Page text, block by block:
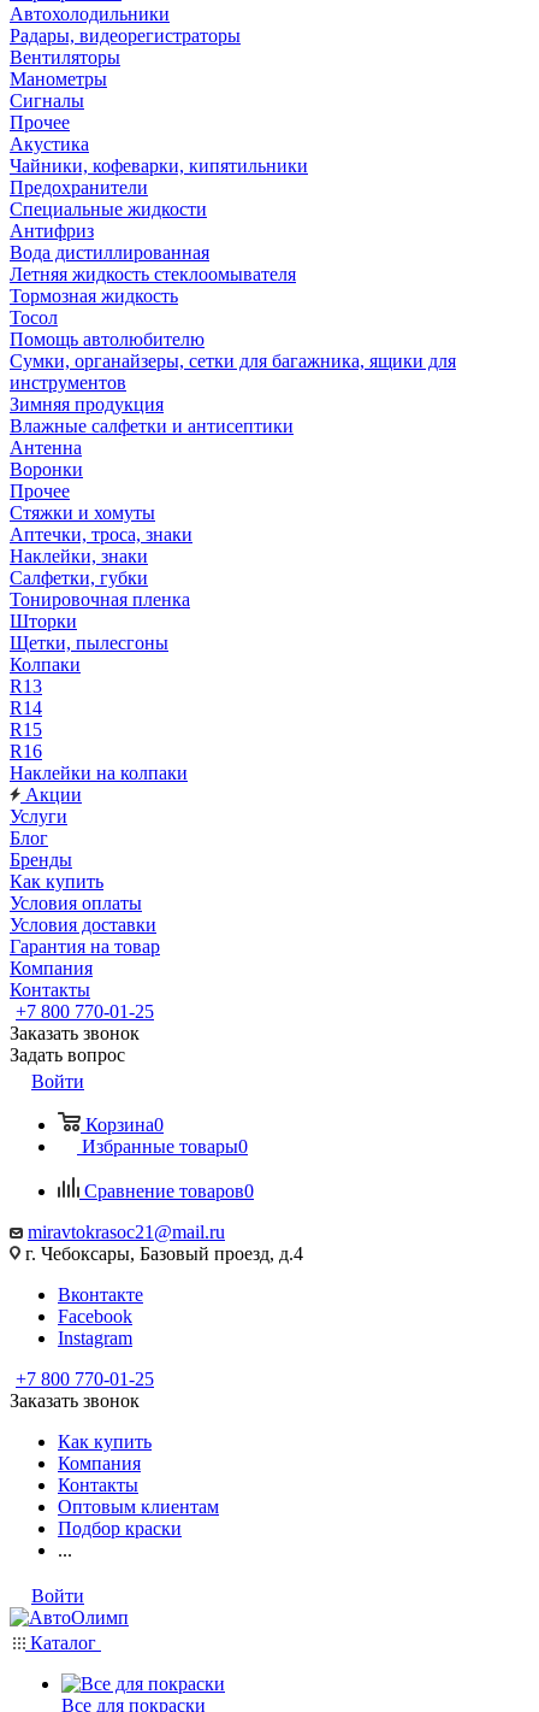
Автохолодильники
Радары, видеорегистраторы
Вентиляторы
Манометры
Сигналы
Прочее
Акустика
Чайники, кофеварки, кипятильники
Предохранители
Специальные жидкости
Антифриз
Вода дистиллированная
Летняя жидкость стеклоомывателя
Тормозная жидкость
Тосол
Помощь автолюбителю
Сумки, органайзеры, сетки для багажника, ящики для
инструментов
Зимняя продукция
Влажные салфетки и антисептики
Антенна
Воронки
Прочее
Стяжки и хомуты
Аптечки, троса, знаки
Наклейки, знаки
Салфетки, губки
Тонировочная пленка
Шторки
Щетки, пылесгоны
Колпаки
R13
R14
R15
R16
Наклейки на колпаки
Акции
Услуги
Блог
Бренды
Как купить
Условия оплаты
Условия доставки
Гарантия на товар
Компания
Контакты
+7 800 770-01-25
Заказать звонок
Задать вопрос
Войти
Корзина0
Избранные товары0
Сравнение товаров0
miravtokrasoc21@mail.ru
г. Чебоксары, Базовый проезд, д.4
Вконтакте
Facebook
Instagram
+7 800 770-01-25
Заказать звонок
Как купить
Компания
Контакты
Оптовым клиентам
Подбор краски
...
Войти
Каталог
Все для покраски